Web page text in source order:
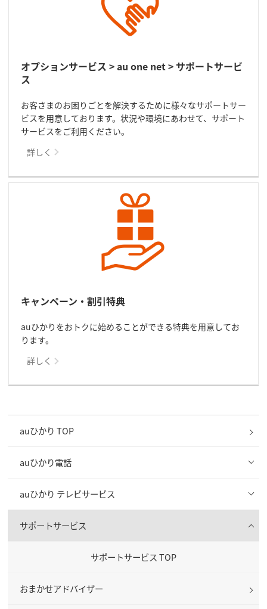
オプションサービス > au one net > サポートサービ
ス
お客さまのお困りごとを解決するために様々なサポートサー
ビスを用意しております。状況や環境にあわせて、サポート
サービスをご利用ください。
詳しく
キャンペーン・割引特典
auひかりをおトクに始めることができる特典を用意してお
ります。
詳しく
auひかり TOP
auひかり電話
auひかり テレビサービス
サポートサービス
サポートサービス TOP
おまかせアドバイザー